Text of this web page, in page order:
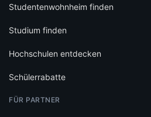
Studentenwohnheim finden
Studium finden
Hochschulen entdecken
Schülerrabatte
FÜR PARTNER